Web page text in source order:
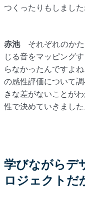
つくったりもしました
赤池それぞれのかた
じる音をマッピング
らなかったんですよ
の感性評価について
きな差がないことが
性で決めていきました
学びながらデ
ロジェクトだ